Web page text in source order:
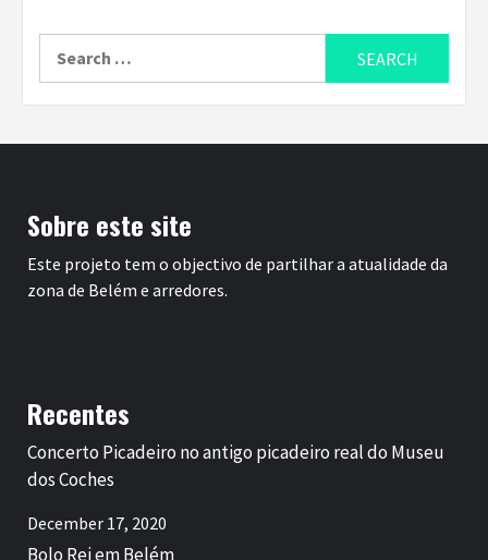
Sobre este site
Este projeto tem o objectivo de partilhar a atualidade da
zona de Belém e arredores.
Recentes
Concerto Picadeiro no antigo picadeiro real do Museu
dos Coches
December 17, 2020
Bolo Rei em Belém